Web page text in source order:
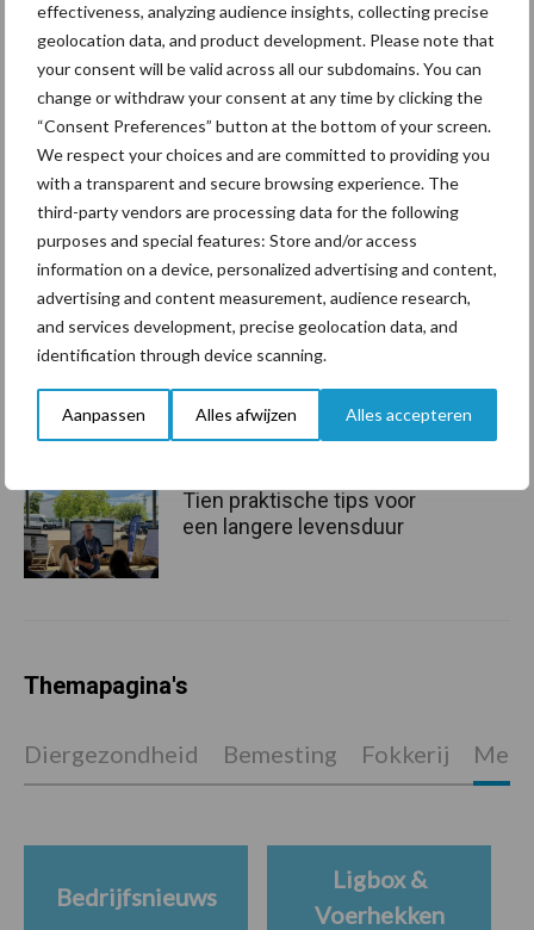
effectiveness, analyzing audience insights, collecting precise
geolocation data, and product development. Please note that
your consent will be valid across all our subdomains. You can
change or withdraw your consent at any time by clicking the
“Consent Preferences” button at the bottom of your screen.
We respect your choices and are committed to providing you
with a transparent and secure browsing experience. The
third-party vendors are processing data for the following
purposes and special features: Store and/or access
information on a device, personalized advertising and content,
advertising and content measurement, audience research,
and services development, precise geolocation data, and
identification through device scanning.
Aanpassen Alles afwijzen Alles accepteren
Bron: NVO
Aanbevolen voor jou!
De speenhuid: een vaak
onderschatte risicofactor
voor mastitis
ForFarmers ziet volume en
marktaandeel groeien in
krimpende Nederlandse
markt
Tien praktische tips voor
een langere levensduur
Themapagina's
Diergezondheid Bemesting Fokkerij
Bedrijfsnieuws
Ligbox &
Voerhekken